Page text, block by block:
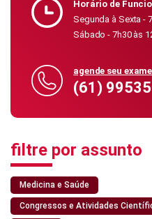
Horário de
Segunda à Sexta -
Sábado - 7h30 às
agende seu exame
(61)
filtre por assunto
Medicina e Saúde
Congressos e Atividades